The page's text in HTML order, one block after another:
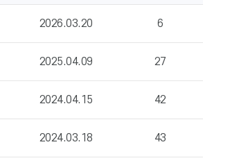
2026.03.20 6
2025.04.09 27
2024.04.15 42
2024.03.18 43